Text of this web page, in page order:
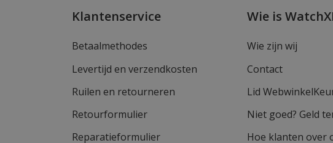
Klantenservice
Betaalmethodes
Levertijd en verzendkosten
Ruilen en retourneren
Retourformulier
Reparatieformulier
Wie is
Wie zijn wij
Contact
Lid
Niet goed? Geld
Hoe klanten over